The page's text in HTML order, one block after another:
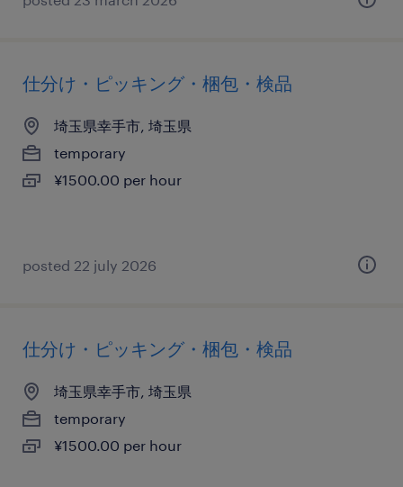
仕分け・ピッキング・梱包・検品
埼玉県幸手市, 埼玉県
temporary
¥1500.00 per hour
posted 22 july 2026
仕分け・ピッキング・梱包・検品
埼玉県幸手市, 埼玉県
temporary
¥1500.00 per hour